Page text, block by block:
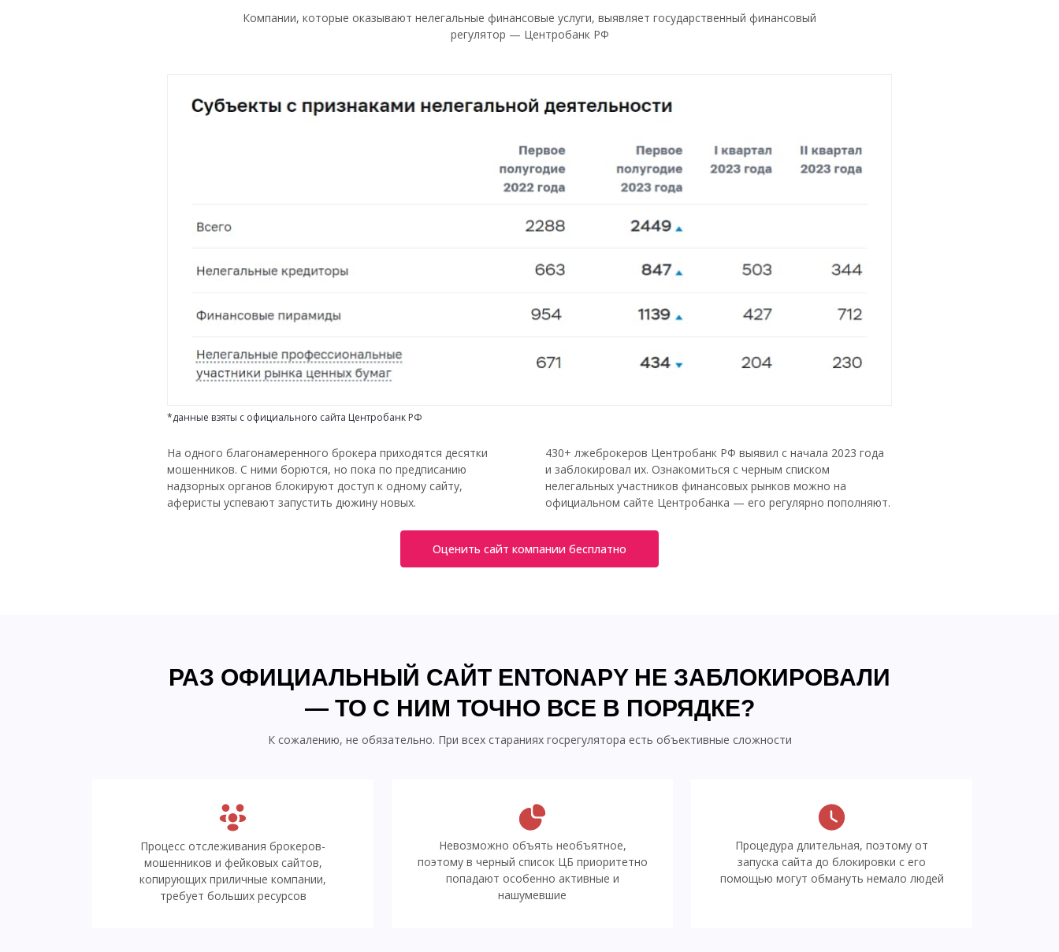
Компании, которые оказывают нелегальные финансовые услуги, выявляет государственный финансовый
регулятор — Центробанк РФ
*данные взяты с официального сайта Центробанк РФ
На одного благонамеренного брокера приходятся десятки
мошенников. С ними борются, но пока по предписанию
надзорных органов блокируют доступ к одному сайту,
аферисты успевают запустить дюжину новых.
430+ лжеброкеров Центробанк РФ выявил с начала 2023 года
и заблокировал их. Ознакомиться с черным списком
нелегальных участников финансовых рынков можно на
официальном сайте Центробанка — его регулярно пополняют.
Оценить сайт компании бесплатно
РАЗ ОФИЦИАЛЬНЫЙ САЙТ ENTONAPY НЕ ЗАБЛОКИРОВАЛИ
— ТО С НИМ ТОЧНО ВСЕ В ПОРЯДКЕ?
К сожалению, не обязательно. При всех стараниях госрегулятора есть объективные сложности
Процесс отслеживания брокеров-
мошенников и фейковых сайтов,
копирующих приличные компании,
требует больших ресурсов
Невозможно объять необъятное,
поэтому в черный список ЦБ приоритетно
попадают особенно активные и
нашумевшие
Процедура длительная, поэтому от
запуска сайта до блокировки с его
помощью могут обмануть немало людей